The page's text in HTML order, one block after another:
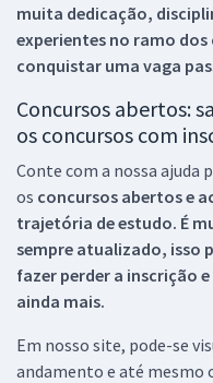
muita dedicação,
experientes no ramo dos
conquistar uma vaga
Concursos abertos:
os concursos com
Conte com a nossa ajuda
os concursos abertos e
trajetória de estudo. É
sempre atualizado, isso
fazer perder a inscrição
ainda mais.
Em nosso site, pode-se
andamento e até mesmo